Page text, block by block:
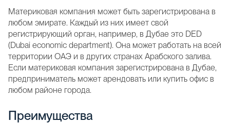
Материковая компания может быть зарегистрирована в
любом эмирате. Каждый из них имеет свой
регистрирующий орган, например, в Дубае это DED
(Dubai economic department). Она может работать на всей
территории ОАЭ и в других странах Арабского залива.
Если материковая компания зарегистрирована в Дубае,
предприниматель может арендовать или купить офис в
любом районе города.
Преимущества